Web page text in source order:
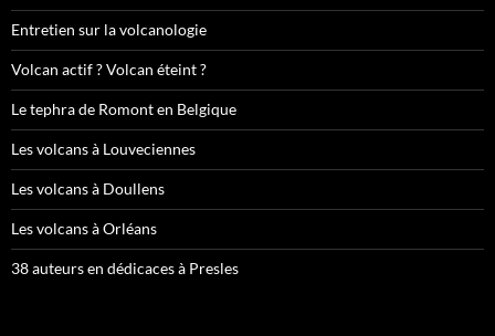
Entretien sur la volcanologie
Volcan actif ? Volcan éteint ?
Le tephra de Romont en Belgique
Les volcans à Louveciennes
Les volcans à Doullens
Les volcans à Orléans
38 auteurs en dédicaces à Presles